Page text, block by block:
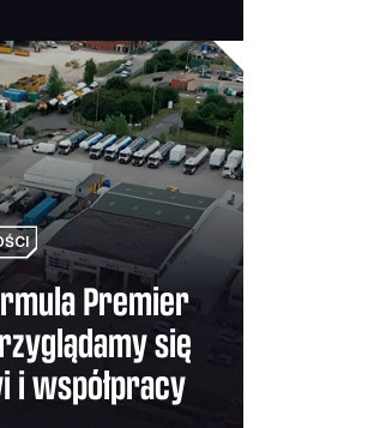
Truckstop”: przyglądamy się ich
Premier
się
i współpracy